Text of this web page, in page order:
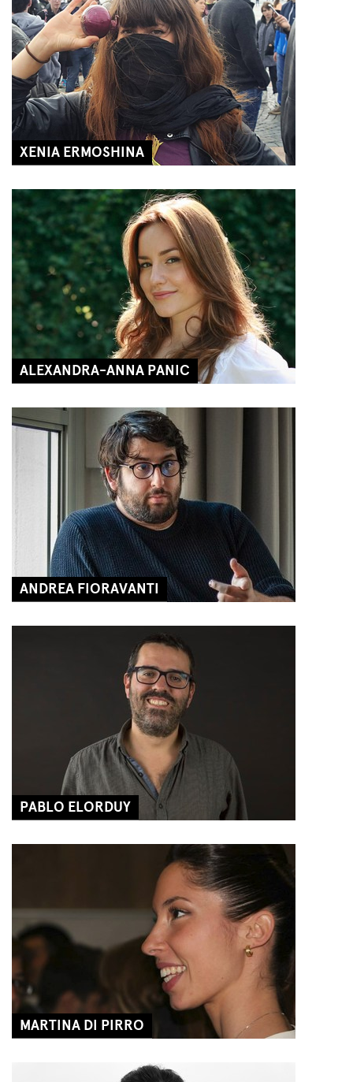
XENIA ERMOSHINA
ALEXANDRA-ANNA PANIC
ANDREA FIORAVANTI
PABLO ELORDUY
MARTINA DI PIRRO